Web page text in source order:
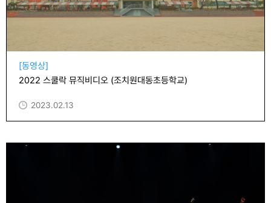
[동영상]
2022 스쿨락 뮤직비디오 (조치원대동초등학교)
2023.02.13